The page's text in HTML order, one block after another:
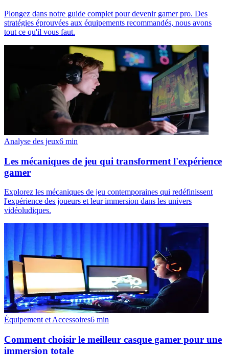
Plongez dans notre guide complet pour devenir gamer pro. Des
stratégies éprouvées aux équipements recommandés, nous avons
tout ce qu'il vous faut.
Analyse des jeux6 min
Les mécaniques de jeu qui transforment l'expérience
gamer
Explorez les mécaniques de jeu contemporaines qui redéfinissent
l'expérience des joueurs et leur immersion dans les univers
vidéoludiques.
Équipement et Accessoires6 min
Comment choisir le meilleur casque gamer pour une
immersion totale